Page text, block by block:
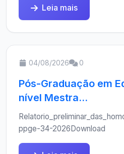
Leia mais
04/08/2026 0
Pós-Graduação em
nível Mestra...
ppge-34-2026Download